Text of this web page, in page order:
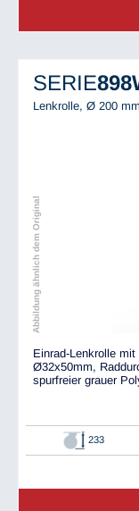
SERIE
Lenkrolle, Ø 200
Abbildung ähnlich dem Original
Einrad-Lenkrolle
Ø32x50mm,
spurfreier grauer
233